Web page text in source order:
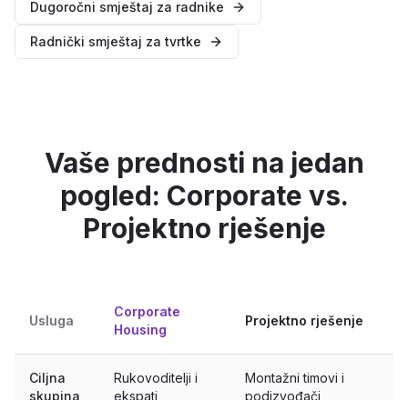
Dugoročni smještaj za radnike
Radnički smještaj za tvrtke
Vaše prednosti na jedan
pogled: Corporate vs.
Projektno rješenje
Usluga
Corporate
Housing
Projektno rješenje
Ciljna
skupina
Rukovoditelji i
ekspati
Montažni timovi i
podizvođači